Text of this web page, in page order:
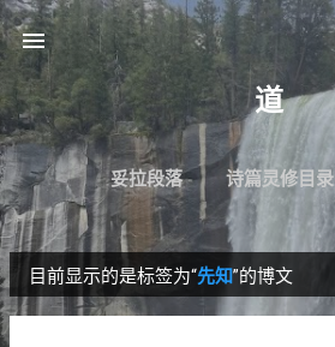
跳至主要内容
道
妥拉段落 诗篇灵修目录
博
目前显示的是标签为“先知”的博文